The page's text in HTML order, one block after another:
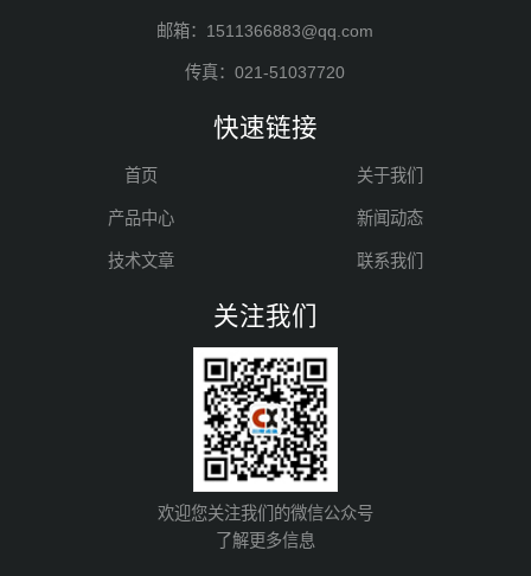
邮箱：1511366883@qq.com
传真：021-51037720
快速链接
首页 关于我们
产品中心 新闻动态
技术文章 联系我们
关注我们
欢迎您关注我们的微信公众号
了解更多信息